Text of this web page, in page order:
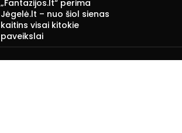
„Fantazijos.lt“ perima
Jėgelė.lt – nuo šiol sienas
kaitins visai kitokie
paveikslai